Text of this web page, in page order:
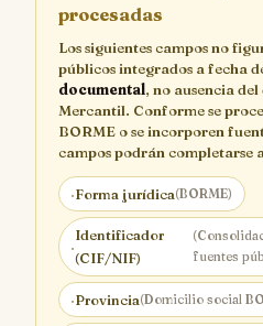
procesadas
Los siguientes campos no
públicos integrados a fecha
documental, no ausencia
Mercantil. Conforme se
BORME o se incorporen
campos podrán completarse
·Forma jurídica(BORME)
·
Identificador
(CIF/NIF)
fuentes
·Provincia(Domicilio social